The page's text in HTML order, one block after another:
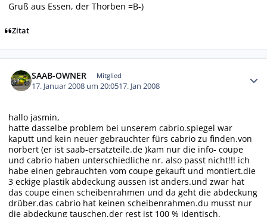
Gruß aus Essen, der Thorben =B-)
Zitat
SAAB-OWNER Mitglied
17. Januar 2008 um 20:0517. Jan 2008
hallo jasmin,
hatte dasselbe problem bei unserem cabrio.spiegel war
kaputt und kein neuer gebrauchter fürs cabrio zu finden.von
norbert (er ist saab-ersatzteile.de )kam nur die info- coupe
und cabrio haben unterschiedliche nr. also passt nicht!!! ich
habe einen gebrauchten vom coupe gekauft und montiert.die
3 eckige plastik abdeckung aussen ist anders.und zwar hat
das coupe einen scheibenrahmen und da geht die abdeckung
drüber.das cabrio hat keinen scheibenrahmen.du musst nur
die abdeckung tauschen,der rest ist 100 % identisch.